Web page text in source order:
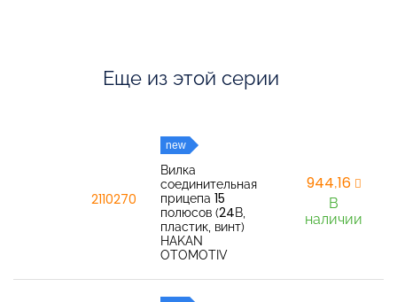
Еще из этой серии
2110270
new
Вилка
соединительная
прицепа 15
полюсов (24В,
пластик, винт)
HAKAN
OTOMOTIV
944,16
В
наличии